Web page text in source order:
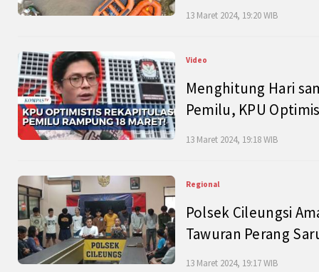
13 Maret 2024, 19:20 WIB
Video
Menghitung Hari
Pemilu, KPU
13 Maret 2024, 19:18 WIB
Regional
Polsek Cileungsi
Tawuran Perang
13 Maret 2024, 19:17 WIB